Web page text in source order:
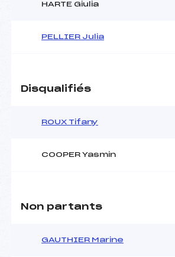
HARTE Giulia
PELLIER Julia
Disqualifiés
ROUX Tifany
COOPER Yasmin
Non partants
GAUTHIER Marine